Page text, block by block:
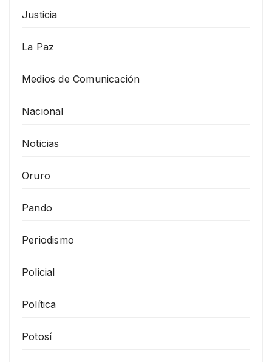
Justicia
La Paz
Medios de Comunicación
Nacional
Noticias
Oruro
Pando
Periodismo
Policial
Política
Potosí